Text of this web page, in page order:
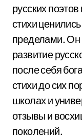
русских
стихи
пределами. Он
развитие
после себя
стихи до сих
школах и
отзывы и
поколений.